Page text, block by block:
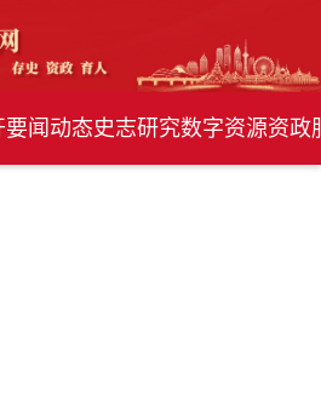
要闻动态史志研究数字资源资政